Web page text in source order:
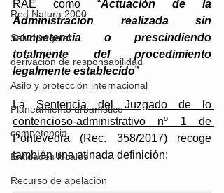
Red Natura 2000
Salud vegetal
derivación de responsabilidad
Asilo y protección internacional
Planeamiento urbanístico
competencia
Entidades locales
Recurso de apelación
RAE como “Actuación de la
Administración realizada sin
competencia o prescindiendo
totalmente del procedimiento
legalmente establecido”
La Sentencia del Juzgado de lo
contencioso-administrativo nº 1 de
Pontevedra (Rec. 358/2017) recoge
también una atinada definición: